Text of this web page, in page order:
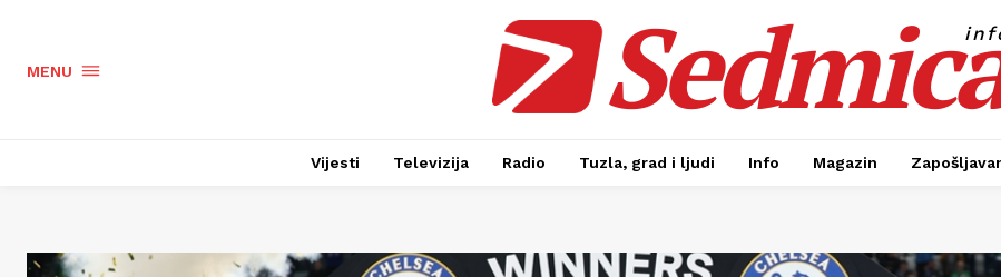
MENU
Vijesti Televizija Radio Tuzla, grad i ljudi Info Magazin